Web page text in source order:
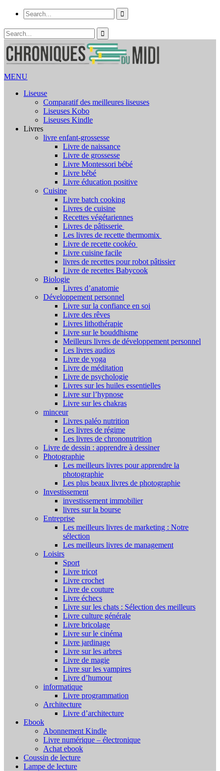
MENU
Liseuse
Comparatif des meilleures liseuses
Liseuses Kobo
Liseuses Kindle
Livres
livre enfant-grossesse
Livre de naissance
Livre de grossesse
Livre Montessori bébé
Livre bébé
Livre éducation positive
Cuisine
Livre batch cooking
Livres de cuisine
Recettes végétariennes
Livres de pâtisserie
Les livres de recette thermomix
Livre de recette cookéo
Livre cuisine facile
livres de recettes pour robot pâtissier
Livre de recettes Babycook
Biologie
Livres d’anatomie
Développement personnel
Livre sur la confiance en soi
Livre des rêves
Livres lithothérapie
Livre sur le bouddhisme
Meilleurs livres de développement personnel
Les livres audios
Livre de yoga
Livre de méditation
Livre de psychologie
Livres sur les huiles essentielles
Livre sur l’hypnose
Livre sur les chakras
minceur
Livres paléo nutrition
Les livres de régime
Les livres de chrononutrition
Livre de dessin : apprendre à dessiner
Photographie
Les meilleurs livres pour apprendre la
photographie
Les plus beaux livres de photographie
Investissement
investissement immobilier
livres sur la bourse
Entreprise
Les meilleurs livres de marketing : Notre
sélection
Les meilleurs livres de management
Loisirs
Sport
Livre tricot
Livre crochet
Livre de couture
Livre échecs
Livre sur les chats : Sélection des meilleurs
Livre culture générale
Livre bricolage
Livre sur le cinéma
Livre jardinage
Livre sur les arbres
Livre de magie
Livre sur les vampires
Livre d’humour
informatique
Livre programmation
Architecture
Livre d’architecture
Ebook
Abonnement Kindle
Livre numérique – électronique
Achat ebook
Coussin de lecture
Lampe de lecture